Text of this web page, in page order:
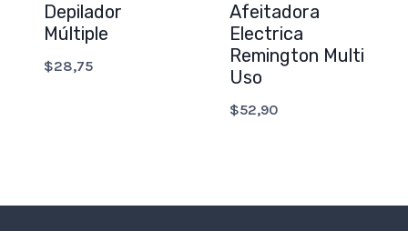
Depilador
Múltiple
$28,75
Afeitadora
Electrica
Remington Multi
Uso
$52,90